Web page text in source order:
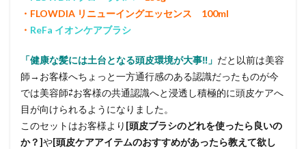
・FLOWDIA リニューイングエッセンス 100ml
・ ReFa イオンケアブラシ
「健康な髪には土台となる頭皮環境が大事‼︎」 だと以前は美容
師→お客様へちょっと一方通行感のある認識だったものが今
では美容師⇄お客様の共通認識へと浸透し積極的に頭皮ケアへ
目が向けられるようになりました。
このセットはお客様より [頭皮ブラシのどれを使ったら良いの
か？]や[頭皮ケアアイテムのおすすめがあったら教えて欲し